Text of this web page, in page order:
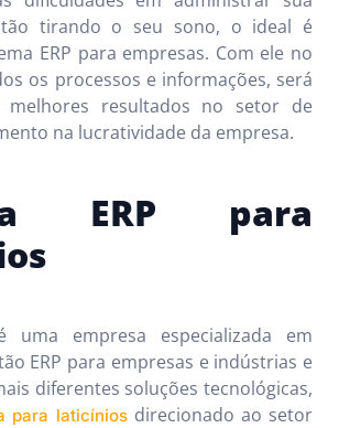
tirando o seu sono, o ideal é
ERP para empresas. Com ele no
os processos e informações, será
melhores resultados no setor de
na lucratividade da empresa.
ERP para
uma empresa especializada em
ERP para empresas e indústrias e
diferentes soluções tecnológicas,
para laticíniosdirecionado ao setor